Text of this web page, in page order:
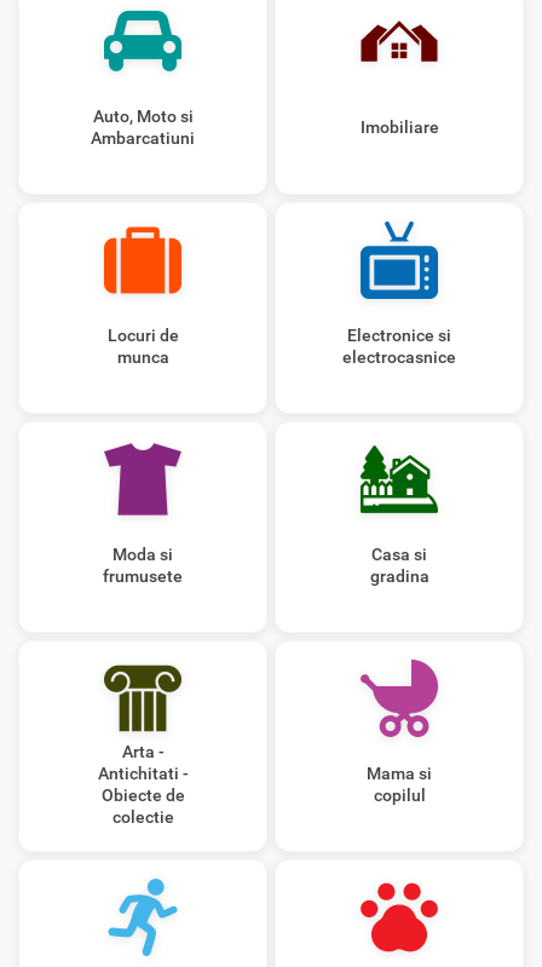
Auto, Moto si
Ambarcatiuni
Imobiliare
Locuri de
munca
Electronice si
electrocasnice
Moda si
frumusete
Casa si
gradina
Arta -
Antichitati -
Obiecte de
colectie
Mama si
copilul